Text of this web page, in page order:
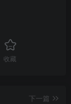
收藏
下一篇